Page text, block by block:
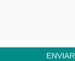
ENVIAR